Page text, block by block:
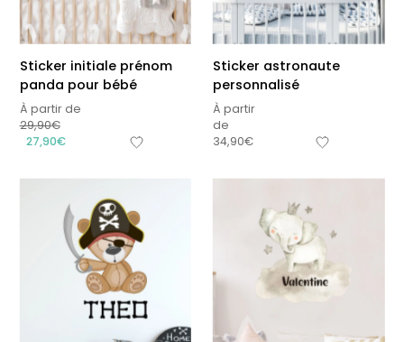
Sticker initiale prénom
panda pour bébé
À partir de
29,90€
27,90€
Sticker astronaute
personnalisé
À partir
de
34,90€